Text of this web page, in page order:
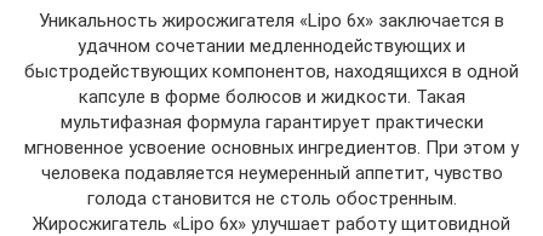
Уникальность жиросжигателя «Lipo 6x» заключается в
удачном сочетании медленнодействующих и
быстродействующих компонентов, находящихся в одной
капсуле в форме болюсов и жидкости. Такая
мультифазная формула гарантирует практически
мгновенное усвоение основных ингредиентов. При этом у
человека подавляется неумеренный аппетит, чувство
голода становится не столь обостренным.
Жиросжигатель «Lipo 6x» улучшает работу щитовидной